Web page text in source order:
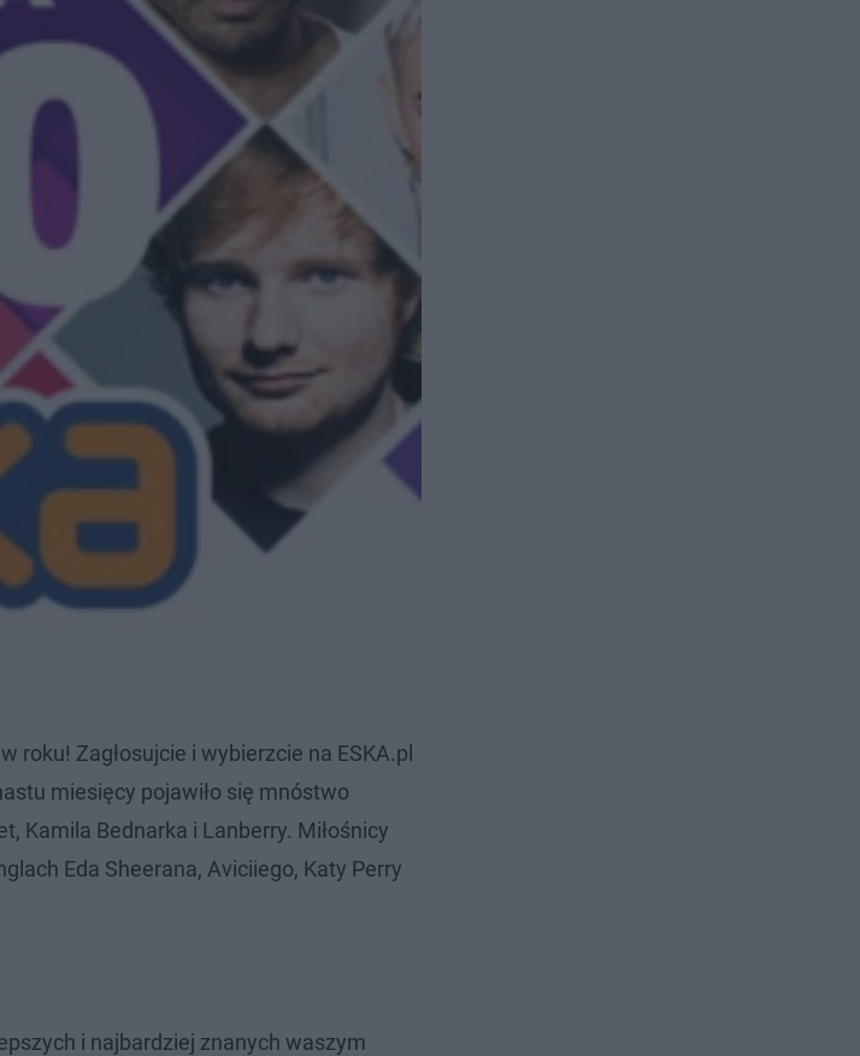
Zagłosujcie i wybierzcie na ESKA.pl
miesięcy pojawiło się mnóstwo
Kamila Bednarka i Lanberry. Miłośnicy
Eda Sheerana, Aviciiego, Katy Perry
i najbardziej znanych waszym